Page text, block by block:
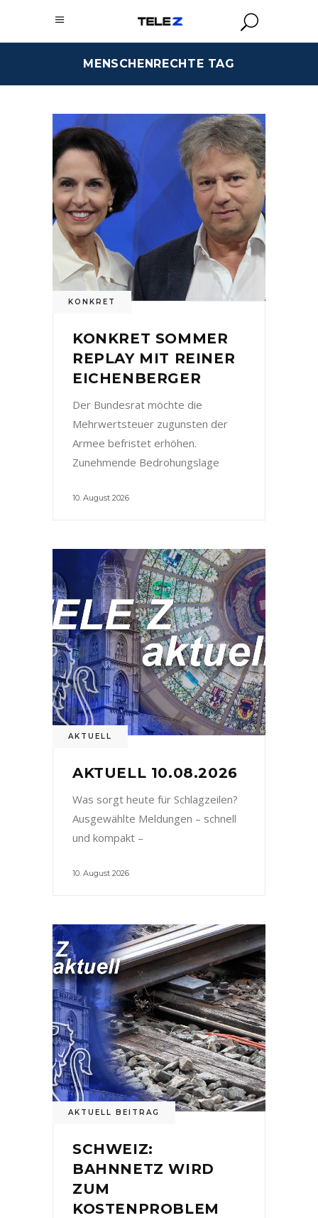
MENSCHENRECHTE TAG
KONKRET
KONKRET SOMMER
REPLAY MIT REINER
EICHENBERGER
Der Bundesrat möchte die
Mehrwertsteuer zugunsten der
Armee befristet erhöhen.
Zunehmende Bedrohungslage
10. August 2026
AKTUELL
AKTUELL 10.08.2026
Was sorgt heute für Schlagzeilen?
Ausgewählte Meldungen – schnell
und kompakt –
10. August 2026
AKTUELL BEITRAG
SCHWEIZ:
BAHNNETZ WIRD
ZUM
KOSTENPROBLEM